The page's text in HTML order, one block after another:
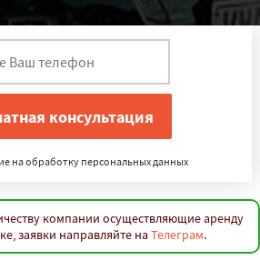
на обработку персональных данных
компании осуществляющие аренду
заявки направляйте на Телеграм.